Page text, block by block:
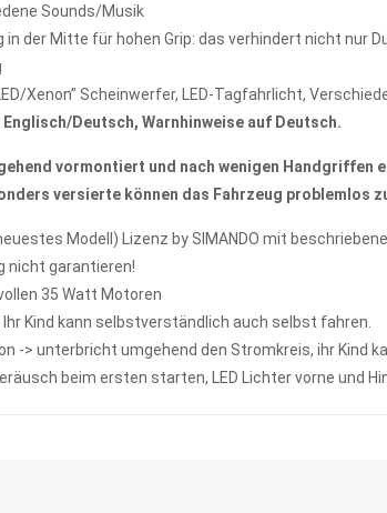
Sounds/Musik
in der Mitte für hohen Grip: das verhindert nicht nur
Xenon” Scheinwerfer, LED-Tagfahrlicht,
Deutsch, Warnhinweise auf Deutsch.
vormontiert und nach wenigen Handgriffen
versierte können das Fahrzeug problemlos
Modell) Lizenz by SIMANDO mit
nicht garantieren!
35 Watt Motoren
Kind kann selbstverständlich auch selbst fahren.
-> unterbricht umgehend den Stromkreis, ihr Kind
beim ersten starten, LED Lichter vorne und